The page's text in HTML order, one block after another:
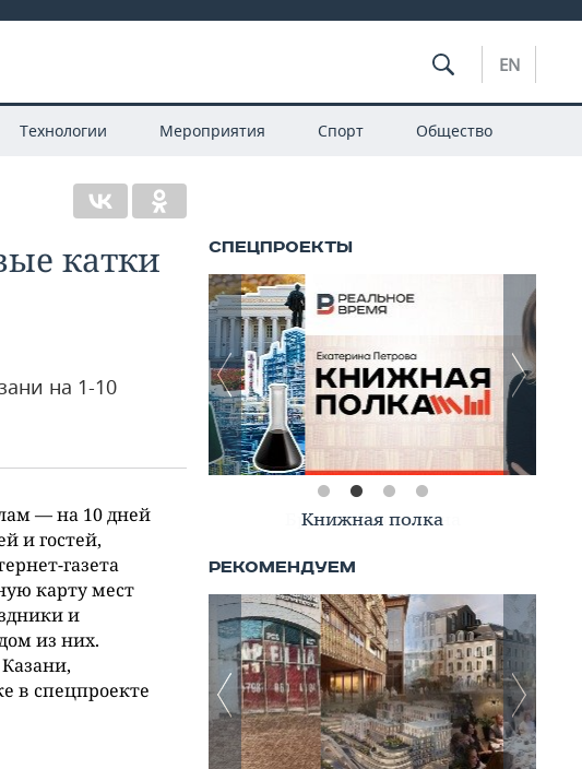
EN
Технологии Мероприятия Спорт Общество
катки
на 1-10
— на 10 дней
и гостей,
газета
карту мест
и
из них.
в спецпроекте
Книжная полка